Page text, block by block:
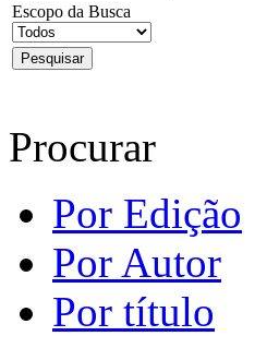
Escopo da Busca
Procurar
Por Edição
Por Autor
Por título